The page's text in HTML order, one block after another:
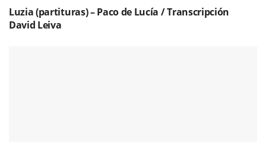
Luzia (partituras) – Paco de Lucía / Transcripción
David Leiva